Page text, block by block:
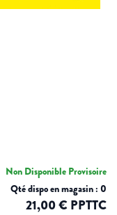
Non Disponible Provisoire
Qté dispo en magasin : 0
21,00 € PPTTC